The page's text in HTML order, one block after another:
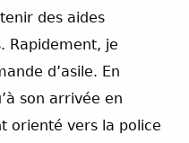
des aides
Rapidement, je
d’asile. En
son arrivée en
orienté vers la police